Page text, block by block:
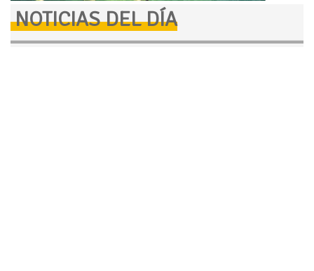
NOTICIAS DEL DÍA